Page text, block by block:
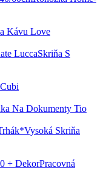
Kávu Love
Skriňa S
Na Dokumenty Tio
Vysoká Skriňa
Pracovná